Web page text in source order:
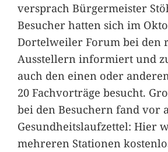
versprach Bürgermeister
Besucher hatten sich im
Dortelweiler Forum bei den
Ausstellern informiert und
auch den einen oder
20 Fachvorträge besucht.
bei den Besuchern fand vor
Gesundheitslaufzettel: Hier
mehreren Stationen